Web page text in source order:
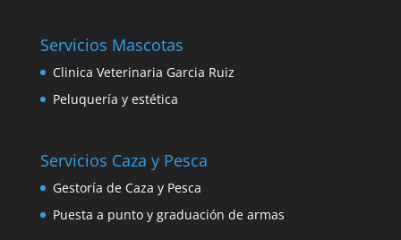
Servicios Mascotas
Clinica Veterinaria Garcia Ruiz
Peluquería y estética
Servicios Caza y Pesca
Gestoría de Caza y Pesca
Puesta a punto y graduación de armas